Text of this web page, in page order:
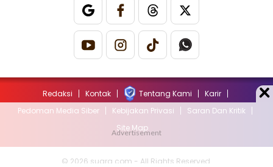
Redaksi Kontak Tentang Kami
Karir
Pedoman Media Siber
Kebijakan Privasi
Saran Dan Kritik
Site Map
© 2026 suara.com - All Rights Reserved.